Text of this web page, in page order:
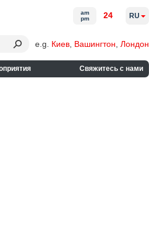
e.g. Киев Вашингтон Лондон
Свяжитесь с нами
am
pm
24 RU